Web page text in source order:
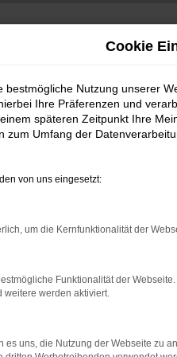
Uhr +49 3745
Cookie
bestmögliche Nutzung unserer
Ihre Präferenzen und
späteren Zeitpunkt Ihre
zum Umfang der
von uns eingesetzt:
um die Kernfunktionalität der
Funktionalität der
weitere werden aktiviert.
es uns, die Nutzung der Webseite zu